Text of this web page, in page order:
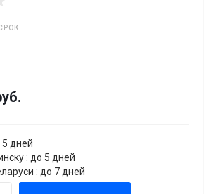
дней
: до 5 дней
: до 7 дней